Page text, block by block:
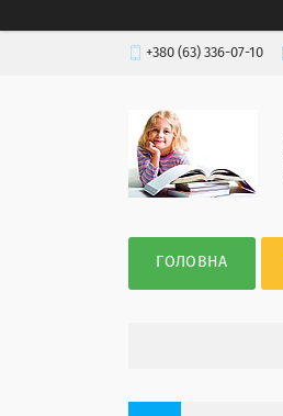
+380 (63) 336-07-10
ГОЛОВНА